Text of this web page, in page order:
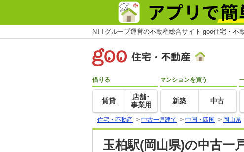
NTTグループ運営の不動産総合サイト goo住宅・不
借りる
賃貸
店舗･
事業用
マンションを買う
新築 中古
住宅・不動産 > 中古一戸建て > 中国・四国 > 岡山県
玉柏駅(岡山県)の中古一